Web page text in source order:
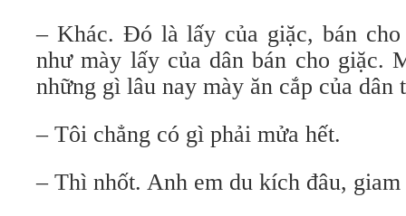
– Khác. Đó là lấy của giặc, bán cho
như mày lấy của dân bán cho giặc.
những gì lâu nay mày ăn cắp của
– Tôi chẳng có gì phải mửa hết.
– Thì nhốt. Anh em du kích đâu,